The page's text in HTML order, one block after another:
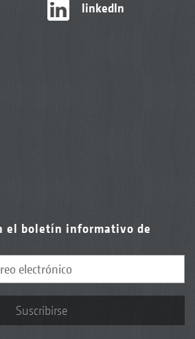
linkedIn
el boletín informativo de
Suscribirse